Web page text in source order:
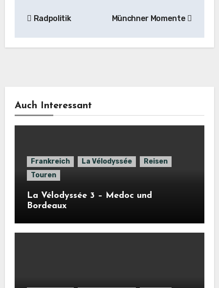
Radpolitik Münchner Momente
Auch Interessant
Frankreich La Vélodyssée
Reisen
Touren
La Vélodyssée 3 – Medoc und
Bordeaux